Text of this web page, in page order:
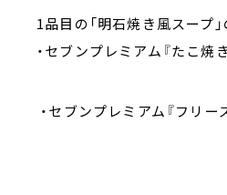
1品目の「明石焼き風スープ
・セブンプレミアム『たこ
・セブンプレミアム『フリ